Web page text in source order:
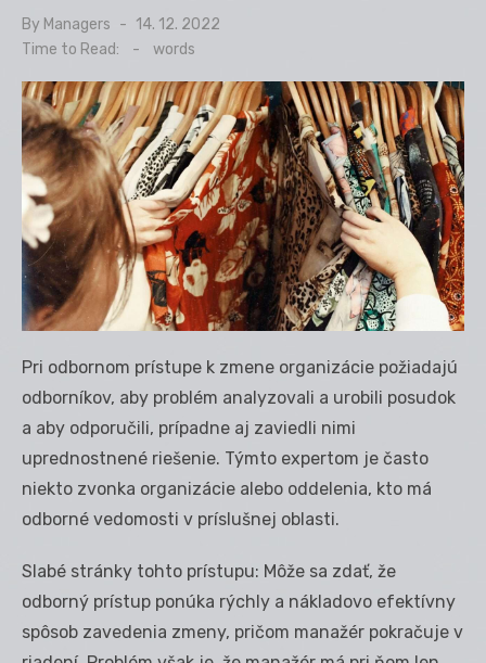
By Managers
Posted
14. 12. 2022
Time to Read:
- words
Pri odbornom prístupe k zmene organizácie požiadajú
odborníkov, aby problém analyzovali a urobili posudok
a aby odporučili, prípadne aj zaviedli nimi
uprednostnené riešenie. Týmto expertom je často
niekto zvonka organizácie alebo oddelenia, kto má
odborné vedomosti v príslušnej oblasti.
Slabé stránky tohto prístupu: Môže sa zdať, že
odborný prístup ponúka rýchly a nákladovo efektívny
spôsob zavedenia zmeny, pričom manažér pokračuje v